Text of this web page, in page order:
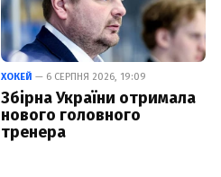
ХОКЕЙ — 6 СЕРПНЯ 2026, 19:09
Збірна України отримала
нового головного
тренера